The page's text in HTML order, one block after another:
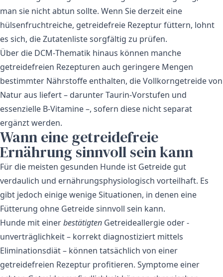
man sie nicht abtun sollte. Wenn Sie derzeit eine
hülsenfruchtreiche, getreidefreie Rezeptur füttern, lohnt
es sich, die Zutatenliste sorgfältig zu prüfen.
Über die DCM‑Thematik hinaus können manche
getreidefreien Rezepturen auch geringere Mengen
bestimmter Nährstoffe enthalten, die Vollkorngetreide von
Natur aus liefert – darunter Taurin‑Vorstufen und
essenzielle B‑Vitamine –, sofern diese nicht separat
ergänzt werden.
Wann eine getreidefreie
Ernährung sinnvoll sein kann
Für die meisten gesunden Hunde ist Getreide gut
verdaulich und ernährungsphysiologisch vorteilhaft. Es
gibt jedoch einige wenige Situationen, in denen eine
Fütterung ohne Getreide sinnvoll sein kann.
Hunde mit einerbestätigten Getreideallergie oder -
unverträglichkeit – korrekt diagnostiziert mittels
Eliminationsdiät – können tatsächlich von einer
getreidefreien Rezeptur profitieren. Symptome einer